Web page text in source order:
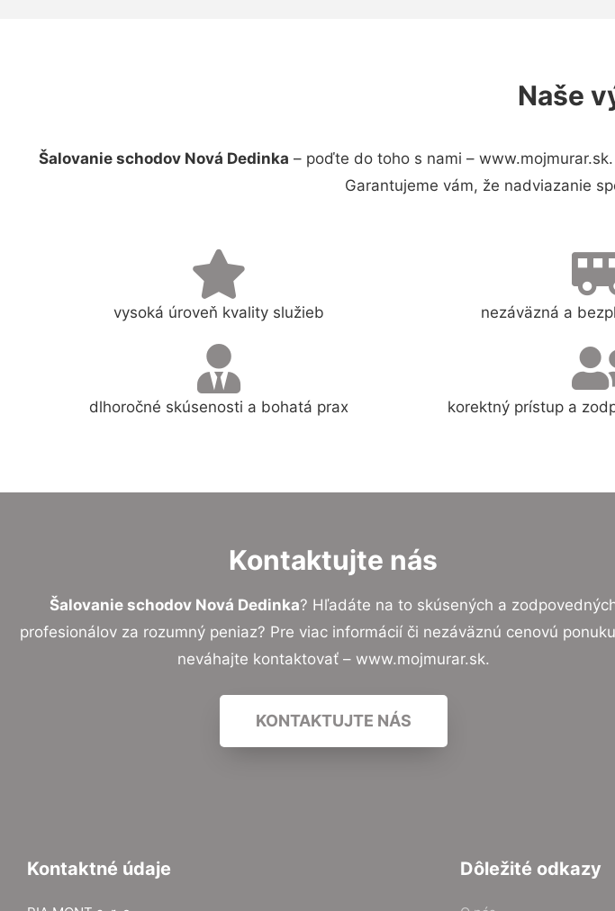
Naše
Šalovanie schodov Nová Dedinka – poďte do toho s nami –
Garantujeme vám, že nadviazanie
vysoká úroveň kvality služieb nezáväzná a
dlhoročné skúsenosti a bohatá prax korektný prístup a
Kontaktujte nás
Šalovanie schodov Nová Dedinka? Hľadáte na to skúsených a
profesionálov za rozumný peniaz? Pre viac informácií či nezáväznú cenovú
neváhajte kontaktovať – www.mojmurar.sk.
KONTAKTUJTE NÁS
Kontaktné údaje Dôležité odkazy